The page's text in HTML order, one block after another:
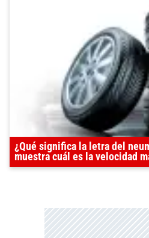
¿Qué significa la letra del
muestra cuál es la velocidad